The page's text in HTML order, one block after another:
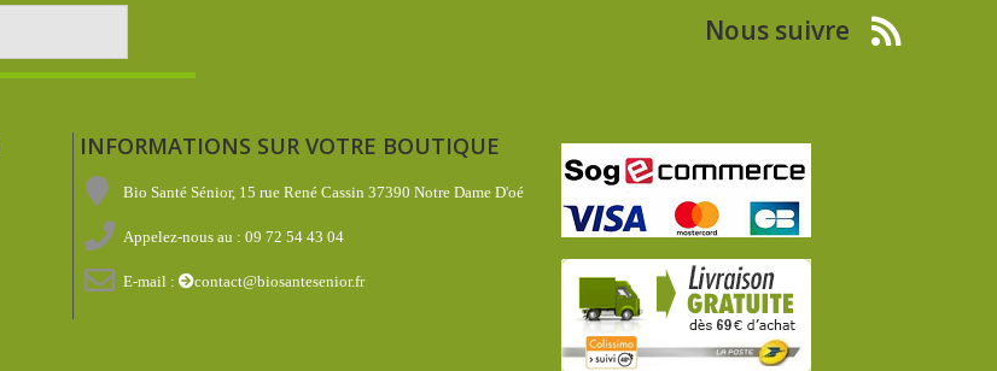
Nous suivre
INFORMATIONS SUR VOTRE BOUTIQUE
Bio Santé Sénior, 15 rue René Cassin 37390 Notre Dame D'oé
Appelez-nous au :09 72 54 43 04
E-mail : contact@biosantesenior.fr